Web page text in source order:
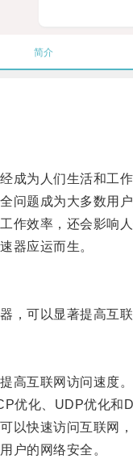
简介
为人们生活和工作
题成为大多数用户
效率，还会影响人
应运而生。
可以显著提高互联
互联网访问速度。
化、UDP优化和
快速访问互联网，
的网络安全。